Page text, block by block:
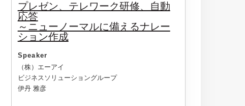
プレゼン、テレワーク研修、自動
応答
～ニューノーマルに備えるナレー
ション作成
Speaker
（株）エーアイ
ビジネスソリューショングループ
伊丹 雅彦